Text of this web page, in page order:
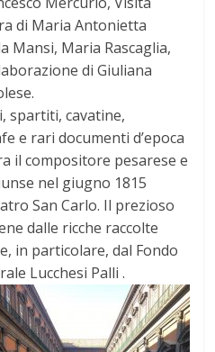
di Maria Antonietta
Mansi, Maria Rascaglia,
di Giuliana
spartiti, cavatine,
e rari documenti d’epoca
il compositore pesarese e
nel giugno 1815
San Carlo. Il prezioso
dalle ricche raccolte
in particolare, dal Fondo
Lucchesi Palli .